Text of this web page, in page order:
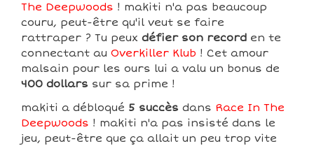
The Deepwoods ! makiti n'a pas beaucoup
couru, peut-être qu'il veut se faire
rattraper ? Tu peux défier son record en te
connectant au Overkiller Klub ! Cet amour
malsain pour les ours lui a valu un bonus de
400 dollars sur sa prime !
makiti a débloqué 5 succès dans Race In The
Deepwoods ! makiti n'a pas insisté dans le
jeu, peut-être que ça allait un peu trop vite